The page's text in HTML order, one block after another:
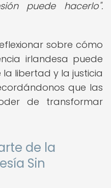
puede hacerlo".
sobre cómo
irlandesa puede
libertad y la justicia
que las
de transformar
de la
Sin